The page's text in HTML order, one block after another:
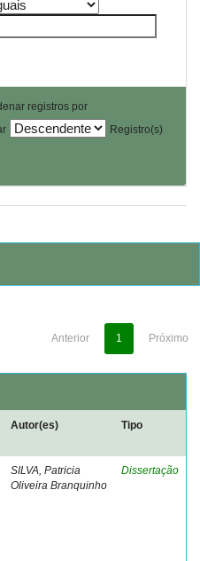
registros por
Registro(s)
Anterior 1 Próximo
Autor(es) Tipo
SILVA, Patricia
Oliveira Branquinho
Dissertação